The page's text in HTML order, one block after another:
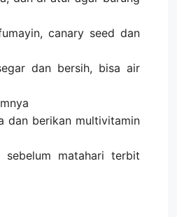
canary seed dan
dan bersih, bisa air
dan berikan multivitamin
matahari terbit